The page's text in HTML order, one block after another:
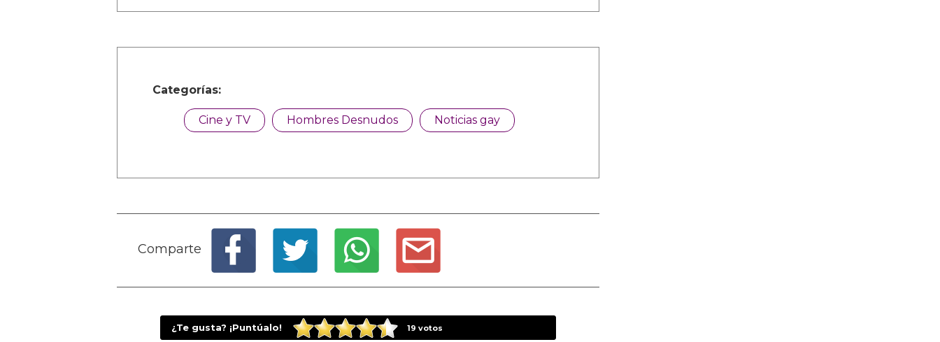
Categorías:
Cine y TV Hombres Desnudos Noticias gay
Comparte
¿Te gusta? ¡Puntúalo! 19 votos